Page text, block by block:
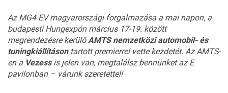
Az MG4 EV magyarországi forgalmazása a mai napon, a
budapesti Hungexpón március 17-19. között
megrendezésre kerülőAMTS nemzetközi automobil- és
tuningkiállításon tartott premierrel vette kezdetét. Az AMTS-
en a Vezessis jelen van, megtalálsz bennünket az E
pavilonban – várunk szeretettel!